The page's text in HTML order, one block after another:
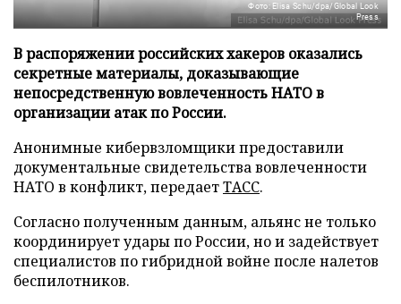
Фото: Elisa Schu/dpa/Global Look
Press
В распоряжении российских хакеров оказались
секретные материалы, доказывающие
непосредственную вовлеченность НАТО в
организации атак по России.
Анонимные кибервзломщики предоставили
документальные свидетельства вовлеченности
НАТО в конфликт, передаетТАСС.
Согласно полученным данным, альянс не только
координирует удары по России, но и задействует
специалистов по гибридной войне после налетов
беспилотников.